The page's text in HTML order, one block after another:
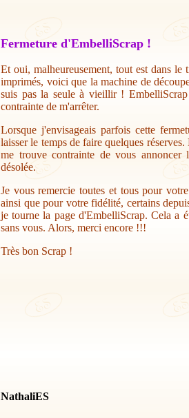
Fermeture d'EmbelliScrap !
Et oui, malheureusement, tout est dans
imprimés, voici que la machine de
suis pas la seule à vieillir !
contrainte de m'arrêter.
Lorsque j'envisageais parfois cette
laisser le temps de faire quelques
me trouve contrainte de vous annoncer
désolée.
Je vous remercie toutes et tous pour
ainsi que pour votre fidélité, certains
je tourne la page d'EmbelliScrap. Cela a
sans vous. Alors, merci encore !!!
Très bon Scrap !
NathaliES